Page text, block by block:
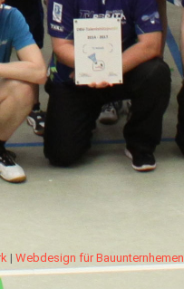
|Webdesign für Bauunternhemen